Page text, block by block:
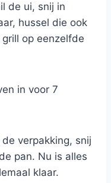
de ui, snij in
hussel die ook
op eenzelfde
in voor 7
verpakking, snij
pan. Nu is alles
klaar.